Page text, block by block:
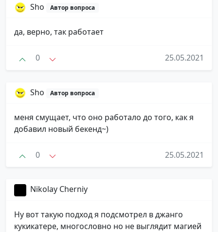
Sho Автор вопроса
да, верно, так работает
0 25.05.2021
Sho Автор вопроса
меня смущает, что оно работало до того, как я
добавил новый бекенд~)
0 25.05.2021
Nikolay Cherniy
Ну вот такую подход я подсмотрел в джанго
кукикатере, многословно но не выглядит магией